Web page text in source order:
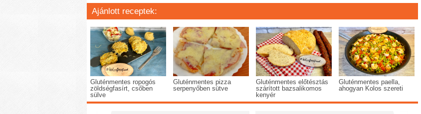
Ajánlott receptek:
Gluténmentes ropogós
zöldségfasírt, csőben
sülve
Gluténmentes pizza
serpenyőben sütve
Gluténmentes előtésztás
szárított bazsalikomos
kenyér
Gluténmentes paella,
ahogyan Kolos szereti